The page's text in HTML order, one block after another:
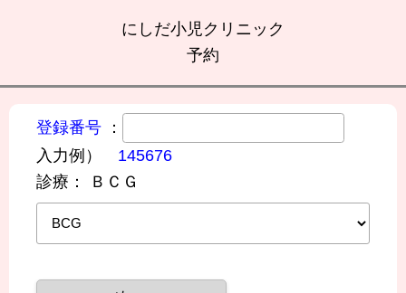
にしだ小児クリニック
予約
登録番号 ：
入力例） 145676
診療：
ＢＣＧ